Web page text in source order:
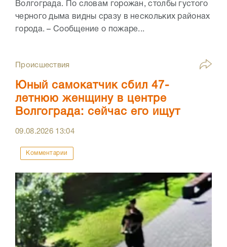
Волгограда. По словам горожан, столбы густого
черного дыма видны сразу в нескольких районах
города. – Сообщение о пожаре...
Происшествия
Юный самокатчик сбил 47-
летнюю женщину в центре
Волгограда: сейчас его ищут
09.08.2026 13:04
Комментарии